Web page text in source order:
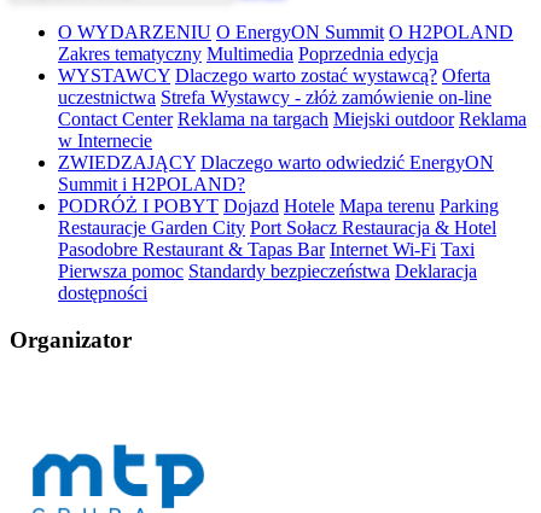
O WYDARZENIU O EnergyON Summit O H2POLAND
Zakres tematyczny Multimedia Poprzednia edycja
WYSTAWCY Dlaczego warto zostać wystawcą? Oferta
uczestnictwa Strefa Wystawcy - złóż zamówienie on-line
Contact Center Reklama na targach Miejski outdoor Reklama
w Internecie
ZWIEDZAJĄCY Dlaczego warto odwiedzić EnergyON
Summit i H2POLAND?
PODRÓŻ I POBYT Dojazd Hotele Mapa terenu Parking
Restauracje Garden City Port Sołacz Restauracja & Hotel
Pasodobre Restaurant & Tapas Bar Internet Wi-Fi Taxi
Pierwsza pomoc Standardy bezpieczeństwa Deklaracja
dostępności
Organizator